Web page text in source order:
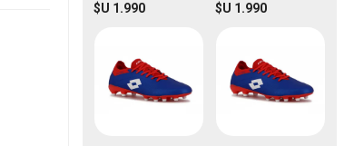
$U 1.990
$U 1.990